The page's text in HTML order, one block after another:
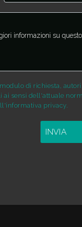
di richiesta,
ai sensi dell'attuale
privacy.
INVIA